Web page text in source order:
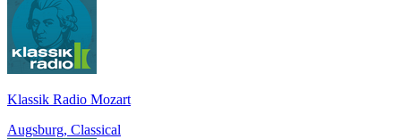
Klassik Radio Mozart
Augsburg, Classical